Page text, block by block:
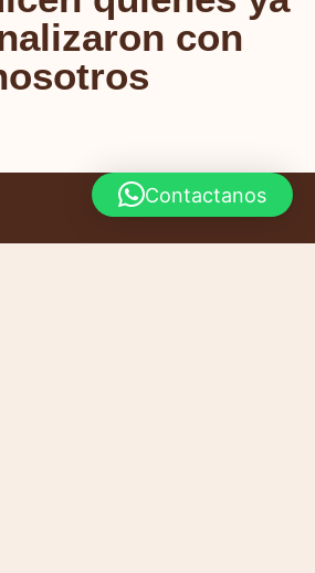
con
Contactanos